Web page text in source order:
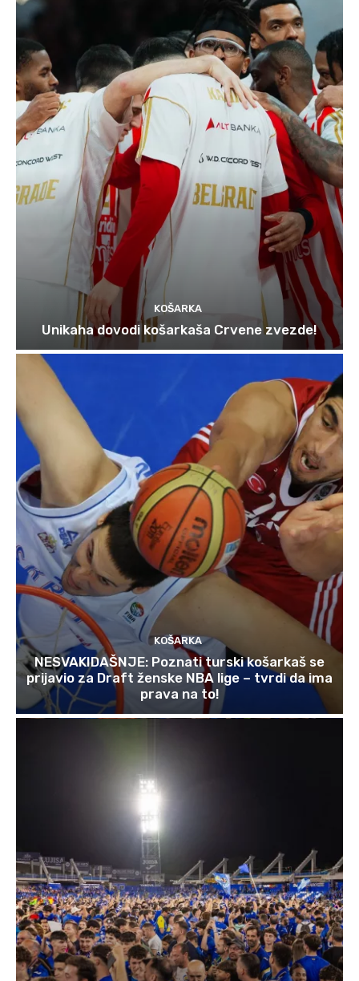
KOŠARKA
Unikaha dovodi košarkaša Crvene zvezde!
KOŠARKA
NESVAKIDAŠNJE: Poznati turski košarkaš se
prijavio za Draft ženske NBA lige – tvrdi da ima
prava na to!